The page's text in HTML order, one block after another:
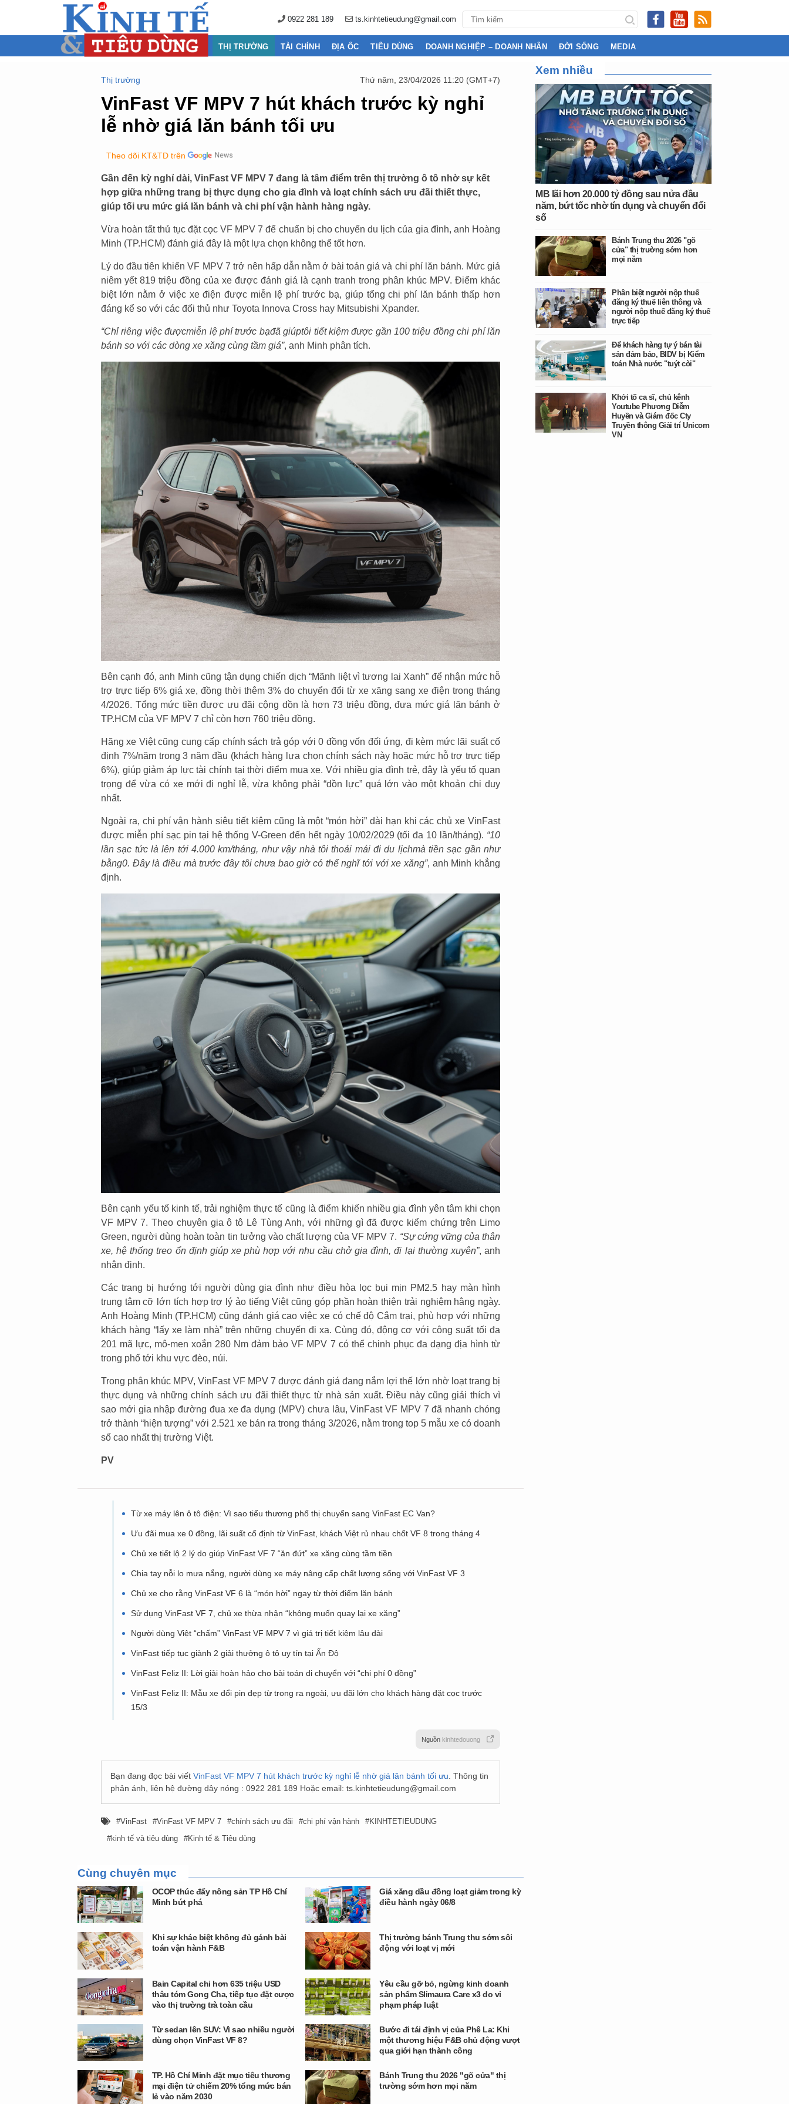
0922 281 189 ts.kinhtetieudung@gmail.com
THỊ TRƯỜNG TÀI CHÍNH ĐỊA ỐC TIÊU DÙNG DOANH NGHIỆP – DOANH NHÂN ĐỜI SỐNG MEDIA
Thị trường Thứ năm, 23/04/2026 11:20 (GMT+7)
VinFast VF MPV 7 hút khách trước kỳ nghỉ
lễ nhờ giá lăn bánh tối ưu
Theo dõi KT&TD trên
Gần đến kỳ nghỉ dài, VinFast VF MPV 7 đang là tâm điểm trên thị trường ô tô nhờ sự kết
hợp giữa những trang bị thực dụng cho gia đình và loạt chính sách ưu đãi thiết thực,
giúp tối ưu mức giá lăn bánh và chi phí vận hành hàng ngày.
Vừa hoàn tất thủ tục đặt cọc VF MPV 7 để chuẩn bị cho chuyến du lịch của gia đình, anh Hoàng
Minh (TP.HCM) đánh giá đây là một lựa chọn không thể tốt hơn.
Lý do đầu tiên khiến VF MPV 7 trở nên hấp dẫn nằm ở bài toán giá và chi phí lăn bánh. Mức giá
niêm yết 819 triệu đồng của xe được đánh giá là cạnh tranh trong phân khúc MPV. Điểm khác
biệt lớn nằm ở việc xe điện được miễn lệ phí trước bạ, giúp tổng chi phí lăn bánh thấp hơn
đáng kể so với các đối thủ như Toyota Innova Cross hay Mitsubishi Xpander.
“Chỉ riêng việc đượcmiễn lệ phí trước bạđã giúptôi tiết kiệm được gần 100 triệu đồng chi phí lăn
bánh so với các dòng xe xăng cùng tầm giá”, anh Minh phân tích.
Bên cạnh đó, anh Minh cũng tận dụng chiến dịch “Mãnh liệt vì tương lai Xanh” để nhận mức hỗ
trợ trực tiếp 6% giá xe, đồng thời thêm 3% do chuyển đổi từ xe xăng sang xe điện trong tháng
4/2026. Tổng mức tiền được ưu đãi cộng dồn là hơn 73 triệu đồng, đưa mức giá lăn bánh ở
TP.HCM của VF MPV 7 chỉ còn hơn 760 triệu đồng.
Hãng xe Việt cũng cung cấp chính sách trả góp với 0 đồng vốn đối ứng, đi kèm mức lãi suất cố
định 7%/năm trong 3 năm đầu (khách hàng lựa chọn chính sách này hoặc mức hỗ trợ trực tiếp
6%), giúp giảm áp lực tài chính tại thời điểm mua xe. Với nhiều gia đình trẻ, đây là yếu tố quan
trọng để vừa có xe mới đi nghỉ lễ, vừa không phải “dồn lực” quá lớn vào một khoản chi duy
nhất.
Ngoài ra, chi phí vận hành siêu tiết kiệm cũng là một “món hời” dài hạn khi các chủ xe VinFast
được miễn phí sạc pin tại hệ thống V-Green đến hết ngày 10/02/2029 (tối đa 10 lần/tháng). “10
lần sạc tức là lên tới 4.000 km/tháng, như vậy nhà tôi thoải mái đi du lịchmà tiền sạc gần như
bằng0. Đây là điều mà trước đây tôi chưa bao giờ có thể nghĩ tới với xe xăng”, anh Minh khẳng
định.
Bên cạnh yếu tố kinh tế, trải nghiệm thực tế cũng là điểm khiến nhiều gia đình yên tâm khi chọn
VF MPV 7. Theo chuyên gia ô tô Lê Tùng Anh, với những gì đã được kiểm chứng trên Limo
Green, người dùng hoàn toàn tin tưởng vào chất lượng của VF MPV 7. “Sự cứng vững của thân
xe, hệ thống treo ổn định giúp xe phù hợp với nhu cầu chở gia đình, đi lại thường xuyên”, anh
nhận định.
Các trang bị hướng tới người dùng gia đình như điều hòa lọc bụi mịn PM2.5 hay màn hình
trung tâm cỡ lớn tích hợp trợ lý ảo tiếng Việt cũng góp phần hoàn thiện trải nghiệm hằng ngày.
Anh Hoàng Minh (TP.HCM) cũng đánh giá cao việc xe có chế độ Cắm trại, phù hợp với những
khách hàng “lấy xe làm nhà” trên những chuyến đi xa. Cùng đó, động cơ với công suất tối đa
201 mã lực, mô-men xoắn 280 Nm đảm bảo VF MPV 7 có thể chinh phục đa dạng địa hình từ
trong phố tới khu vực đèo, núi.
Trong phân khúc MPV, VinFast VF MPV 7 được đánh giá đang nắm lợi thế lớn nhờ loạt trang bị
thực dụng và những chính sách ưu đãi thiết thực từ nhà sản xuất. Điều này cũng giải thích vì
sao mới gia nhập đường đua xe đa dụng (MPV) chưa lâu, VinFast VF MPV 7 đã nhanh chóng
trở thành “hiện tượng” với 2.521 xe bán ra trong tháng 3/2026, nằm trong top 5 mẫu xe có doanh
số cao nhất thị trường Việt.
PV
Từ xe máy lên ô tô điện: Vì sao tiểu thương phố thị chuyển sang VinFast EC Van?
Ưu đãi mua xe 0 đồng, lãi suất cố định từ VinFast, khách Việt rủ nhau chốt VF 8 trong tháng 4
Chủ xe tiết lộ 2 lý do giúp VinFast VF 7 “ăn đứt” xe xăng cùng tầm tiền
Chia tay nỗi lo mưa nắng, người dùng xe máy nâng cấp chất lượng sống với VinFast VF 3
Chủ xe cho rằng VinFast VF 6 là “món hời” ngay từ thời điểm lăn bánh
Sử dụng VinFast VF 7, chủ xe thừa nhận “không muốn quay lại xe xăng”
Người dùng Việt “chấm” VinFast VF MPV 7 vì giá trị tiết kiệm lâu dài
VinFast tiếp tục giành 2 giải thưởng ô tô uy tín tại Ấn Độ
VinFast Feliz II: Lời giải hoàn hảo cho bài toán di chuyển với “chi phí 0 đồng”
VinFast Feliz II: Mẫu xe đổi pin đẹp từ trong ra ngoài, ưu đãi lớn cho khách hàng đặt cọc trước
15/3
Nguồn kinhtedouong
Bạn đang đọc bài viết VinFast VF MPV 7 hút khách trước kỳ nghỉ lễ nhờ giá lăn bánh tối ưu . Thông tin
phản ánh, liên hệ đường dây nóng : 0922 281 189 Hoặc email: ts.kinhtetieudung@gmail.com
VinFast VinFast VF MPV 7 chính sách ưu đãi chi phí vận hành
KINHTETIEUDUNG
kinh tế và tiêu dùng
Kinh tế & Tiêu dùng
Cùng chuyên mục
OCOP thúc đẩy nông sản TP Hồ Chí
Minh bứt phá
Giá xăng dầu đồng loạt giảm trong kỳ
điều hành ngày 06/8
Khi sự khác biệt không đủ gánh bài
toán vận hành F&B
Thị trường bánh Trung thu sớm sôi
động với loạt vị mới
Bain Capital chi hơn 635 triệu USD
thâu tóm Gong Cha, tiếp tục đặt cược
vào thị trường trà toàn cầu
Yêu cầu gỡ bỏ, ngừng kinh doanh
sản phẩm Slimaura Care x3 do vi
phạm pháp luật
Từ sedan lên SUV: Vì sao nhiều người
dùng chọn VinFast VF 8?
Bước đi tái định vị của Phê La: Khi
một thương hiệu F&B chủ động vượt
qua giới hạn thành công
TP. Hồ Chí Minh đặt mục tiêu thương
mại điện tử chiếm 20% tổng mức bán
lẻ vào năm 2030
Bánh Trung thu 2026 "gõ cửa" thị
trường sớm hơn mọi năm
Xem nhiều
MB lãi hơn 20.000 tỷ đồng sau nửa đầu
năm, bứt tốc nhờ tín dụng và chuyển đổi
số
Bánh Trung thu 2026 "gõ
cửa" thị trường sớm hơn
mọi năm
Phân biệt người nộp thuế
đăng ký thuế liên thông và
người nộp thuế đăng ký thuế
trực tiếp
Để khách hàng tự ý bán tài
sản đảm bảo, BIDV bị Kiểm
toán Nhà nước "tuýt còi"
Khởi tố ca sĩ, chủ kênh
Youtube Phương Diễm
Huyền và Giám đốc Cty
Truyền thông Giải trí Unicorn
VN